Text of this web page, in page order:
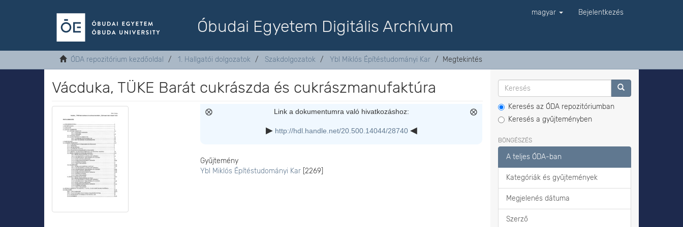
Óbudai Egyetem Digitális Archívum
magyar Bejelentkezés
ÓDA repozitórium kezdőoldal 1. Hallgatói dolgozatok Szakdolgozatok Ybl Miklós Építéstudományi Kar Megtekintés
Vácduka, TÜKE Barát cukrászda és cukrászmanufaktúra
Link a dokumentumra való hivatkozáshoz:
http://hdl.handle.net/20.500.14044/28740
Gyűjtemény
Ybl Miklós Építéstudományi Kar [2269]
Keresés az ÓDA repozitóriumban
Keresés a gyűjteményben
BÖNGÉSZÉS
A teljes ÓDA-ban
Kategóriák és gyűjtemények
Megjelenés dátuma
Szerző